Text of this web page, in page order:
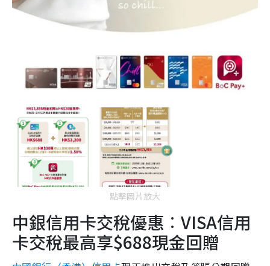
點擊圖片放大
中銀信用卡交稅優惠︰VISA信用
卡交稅最高享$688現金回贈